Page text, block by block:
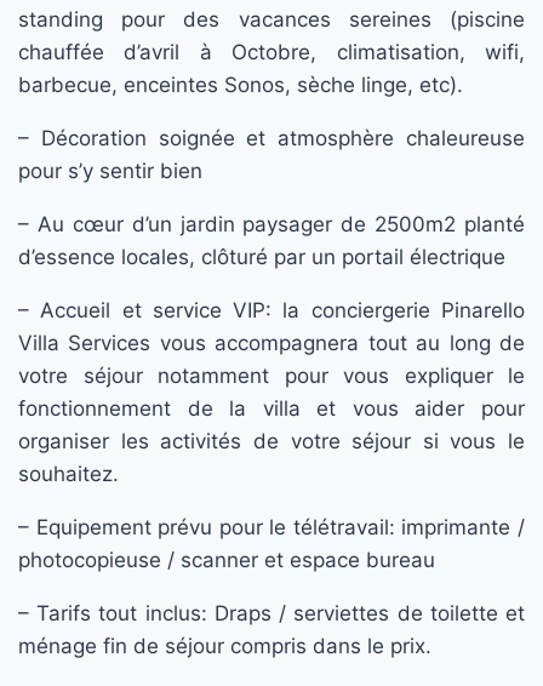
standing pour des vacances sereines (piscine
chauffée d’avril à Octobre, climatisation, wifi,
barbecue, enceintes Sonos, sèche linge, etc).
– Décoration soignée et atmosphère chaleureuse
pour s’y sentir bien
– Au cœur d’un jardin paysager de 2500m2 planté
d’essence locales, clôturé par un portail électrique
– Accueil et service VIP: la conciergerie Pinarello
Villa Services vous accompagnera tout au long de
votre séjour notamment pour vous expliquer le
fonctionnement de la villa et vous aider pour
organiser les activités de votre séjour si vous le
souhaitez.
– Equipement prévu pour le télétravail: imprimante /
photocopieuse / scanner et espace bureau
– Tarifs tout inclus: Draps / serviettes de toilette et
ménage fin de séjour compris dans le prix.